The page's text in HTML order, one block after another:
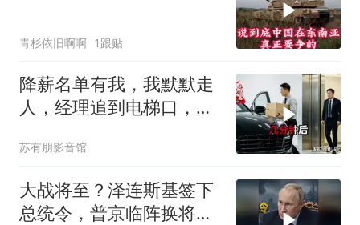
青杉依旧啊啊 1跟贴
降薪名单有我，我默默走
人，经理追到电梯口，见
苏有朋影音馆
大战将至？泽连斯基签下
总统令，普京临阵换将，